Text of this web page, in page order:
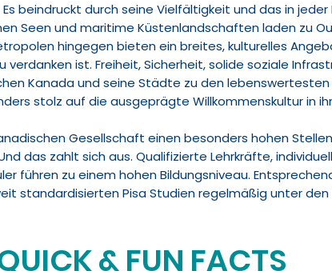
beindruckt durch seine Vielfältigkeit und das in
Seen und maritime Küstenlandschaften laden zu
hingegen bieten ein breites, kulturelles
verdanken ist. Freiheit, Sicherheit, solide soziale
Kanada und seine Städte zu den
stolz auf die ausgeprägte Willkommenskultur in
Gesellschaft einen besonders hohen
das zahlt sich aus. Qualifizierte Lehrkräfte,
führen zu einem hohen Bildungsniveau.
standardisierten Pisa Studien regelmäßig unter den
& FUN FACTS